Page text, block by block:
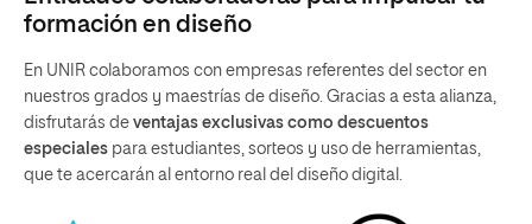
formación en diseño
En UNIR colaboramos con empresas referentes del sector en
nuestros grados y maestrías de diseño. Gracias a esta alianza,
disfrutarás de ventajas exclusivas como descuentos
especiales para estudiantes, sorteos y uso de herramientas,
que te acercarán al entorno real del diseño digital.